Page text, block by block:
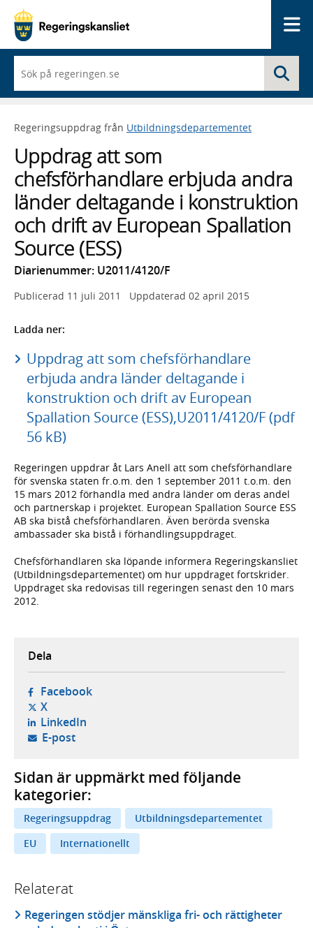
du
börjar
skriva
framträder
lista
med
sökförslag
Regeringsuppdrag från Utbildningsdepartementet
Uppdrag att som
chefsförhandlare erbjuda andra
länder deltagande i konstruktion
och drift av European Spallation
Source (ESS)
Diarienummer: U2011/4120/F
Publicerad 11 juli 2011 Uppdaterad 02 april 2015
Ladda ner:
Uppdrag att som chefsförhandlare
erbjuda andra länder deltagande i
konstruktion och drift av European
Spallation Source (ESS),U2011/4120/F (pdf
56 kB)
Regeringen uppdrar åt Lars Anell att som chefsförhandlare
för svenska staten fr.o.m. den 1 september 2011 t.o.m. den
15 mars 2012 förhandla med andra länder om deras andel
och partnerskap i projektet. European Spallation Source ESS
AB ska bistå chefsförhandlaren. Även berörda svenska
ambassader ska bistå i förhandlingsuppdraget.
Chefsförhandlaren ska löpande informera Regeringskansliet
(Utbildningsdepartementet) om hur uppdraget fortskrider.
Uppdraget ska redovisas till regeringen senast den 10 mars
2012.
Dela
Facebook- öppnas i ny flik, extern webbplats,
X- öppnas i ny flik, extern webbplats,
LinkedIn- öppnas i ny flik, extern webbplats,
E-post- öppnar din e-postklient,
Sidan är uppmärkt med följande
kategorier:
Regeringsuppdrag
Utbildningsdepartementet
EU
Internationellt
Relaterat
Regeringen stödjer mänskliga fri- och rättigheter